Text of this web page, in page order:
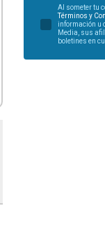
Al someter tu
Términos y
información u
Media, sus
boletines en